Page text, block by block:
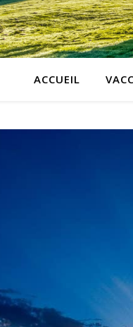
ACCUEIL